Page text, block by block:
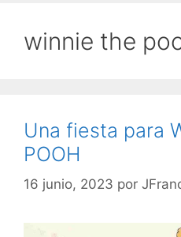
winnie the
Una fiesta para
POOH
16 junio, 2023 por